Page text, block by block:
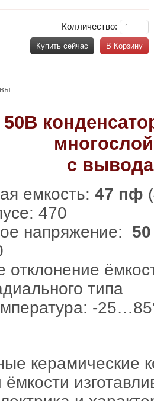
Колличество:
В Корзину
Купить сейчас
с
емкость: 47 пф
470
напряжение:
отклонение
типа
-
керамические
ёмкости